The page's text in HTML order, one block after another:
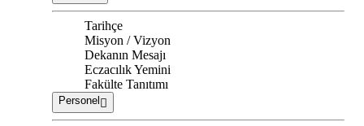
Tarihçe
Misyon / Vizyon
Dekanın Mesajı
Eczacılık Yemini
Fakülte Tanıtımı
Personel